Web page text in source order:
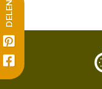
DELEN